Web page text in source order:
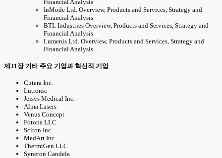
Financial Analysis
InMode Ltd. Overview, Products and Services, Strategy and
Financial Analysis
BTL Industries Overview, Products and Services, Strategy and
Financial Analysis
Lumenis Ltd. Overview, Products and Services, Strategy and
Financial Analysis
제31장 기타 주요 기업과 혁신적 기업
Cutera Inc.
Lutronic
Jeisys Medical Inc.
Alma Lasers
Venus Concept
Fotona LLC
Sciton Inc.
MedArt Inc.
ThermiGen LLC
Syneron Candela